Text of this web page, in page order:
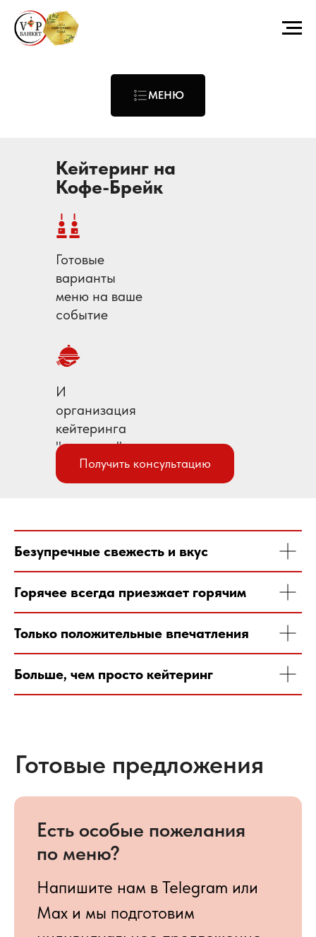
МЕНЮ
И
организация
кейтеринга
"под ключ"
Кейтеринг на
Кофе-Брейк
Готовые
варианты
меню на ваше
событие
Получить консультацию
Безупречные свежесть и вкус
Горячее всегда приезжает горячим
Только положительные впечатления
Больше, чем просто кейтеринг
Готовые предложения
Есть особые пожелания
по меню?
Напишите нам в Telegram или
Max и мы подготовим
индивидуальное предложение.
Наше меню